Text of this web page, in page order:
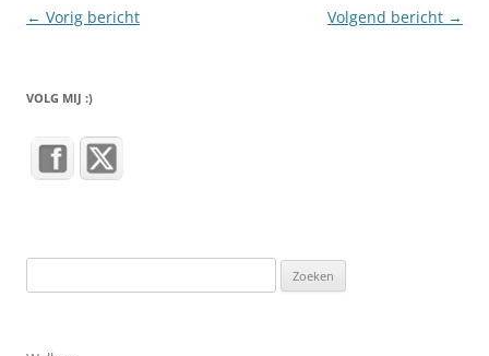
Berichtnavigatie
← Vorig bericht Volgend bericht →
VOLG MIJ :)
o
k